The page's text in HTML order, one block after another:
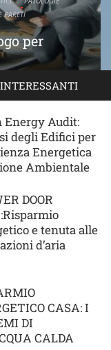
Energy Audit:
degli Edifici per
Energetica
Ambientale
DOOR
e tenuta alle
d’aria
CASA: I
DI
CALDA
PARETI
per
VA POSATO
UN